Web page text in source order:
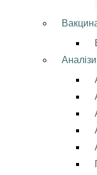
Аналізи